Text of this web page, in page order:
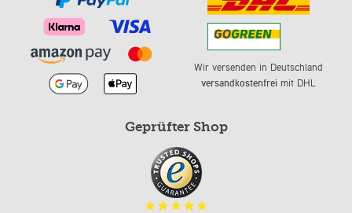
Wir versenden in Deutschland
versandkostenfreimit DHL
Geprüfter Shop